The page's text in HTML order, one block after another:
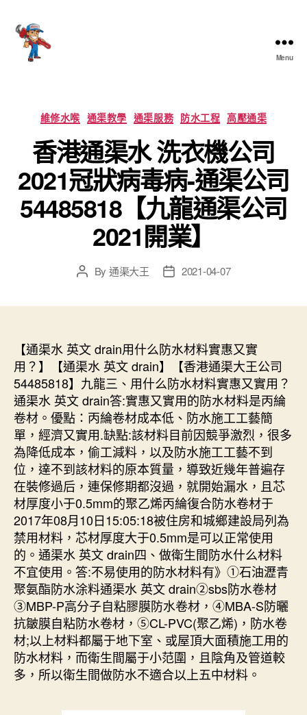
Menu
Categories
維修水喉 通渠教學 通渠服務 防水工程 高壓通渠
香港通渠水 洗衣機公司
2021冠狀病毒病-通渠公司
54485818【九龍通渠公司
2021開業】
PostBy 通渠大王
Post2021-04-07
【通渠水 英文 drain用什么防水材料實惠又實
用？】【通渠水 英文 drain】【香港通渠大王公司
54485818】九龍三、用什么防水材料實惠又實用？
通渠水 英文 drain答:實惠又實用的防水材料是丙綸
卷材。優點：丙綸卷材成本低、防水施工工藝簡
單，經濟又實用.缺點:該材料目前因競爭激烈，很多
為降低成本，偷工減料，以及防水施工工藝不到
位，達不到該材料的原本質量，導致近幾年普遍存
在裝修過后，連保修期都沒過，就開始漏水，且芯
材厚度小于0.5mm的聚乙烯丙綸復合防水卷材于
2017年08月10日15:05:18被住房和城鄉建設局列為
禁用材料，芯材厚度大于0.5mm是可以正常使用
的。通渠水 英文 drain四、做衛生間防水什么材料
不宜使用。答:不易使用的防水材料有》①石油瀝青
聚氨酯防水涂料通渠水 英文 drain②sbs防水卷材
③MBP-P高分子自粘膠膜防水卷材，④MBA-S防曬
抗皺膜自粘防水卷材，⑤CL-PVC(聚乙烯)，防水卷
材;以上材料都屬于地下室、或屋頂大面積施工用的
防水材料，而衛生間屬于小范圍，且陰角及管道較
多，所以衛生間做防水不適合以上五中材料。